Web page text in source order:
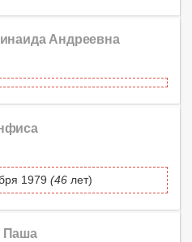
Андреевна
1979 (46 лет)
Паша